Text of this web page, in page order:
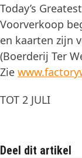
Today’s
Voorverkoop
en kaarten zijn
(Boerderij Ter
Zie
TOT 2 JULI
Deel dit artikel